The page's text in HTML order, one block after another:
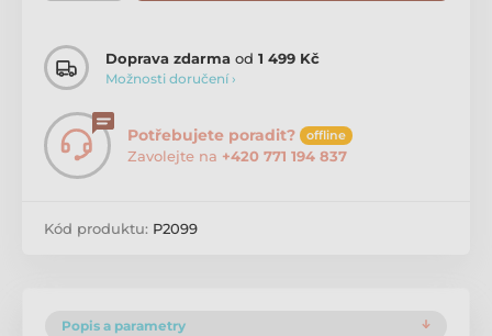
Doprava zdarma od 1 499 Kč
Možnosti doručení ›
Potřebujete poradit? offline
Zavolejte na +420 771 194 837
Kód produktu: P2099
Popis a parametry